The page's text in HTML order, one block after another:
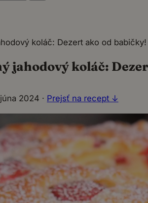
koláč: Dezert ako od babičky!
jahodový koláč:
2024 · Prejsť na recept ↓